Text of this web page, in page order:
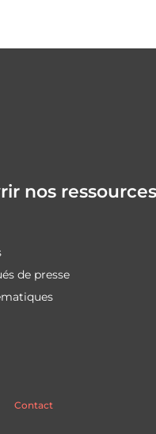
nos ressources
de presse
Contact